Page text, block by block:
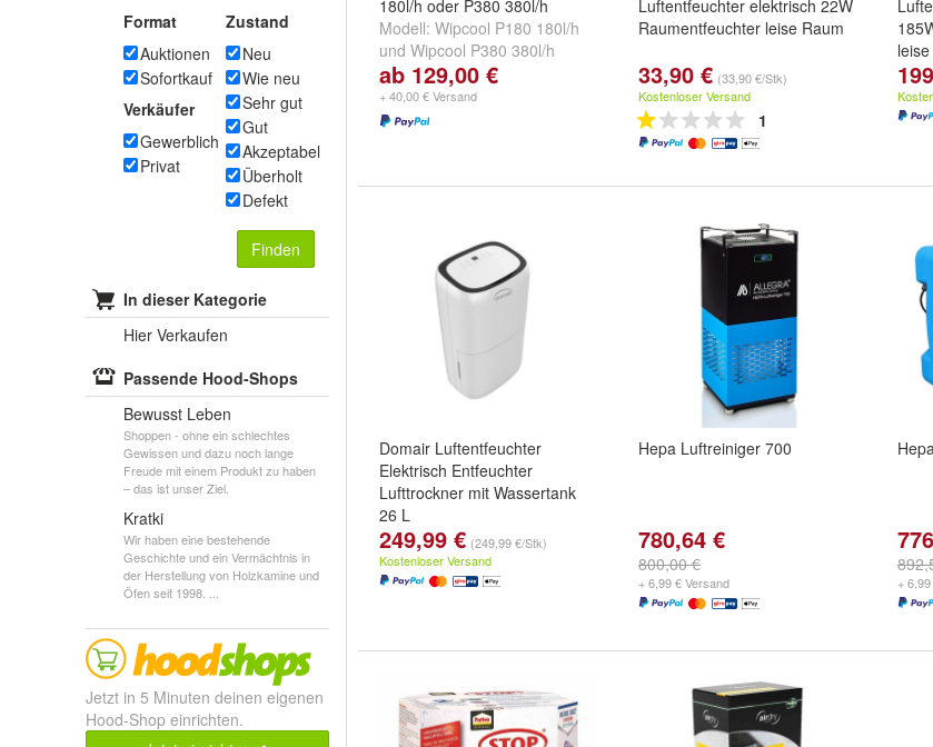
Format
Auktionen
Sofortkauf
Verkäufer
Gewerblich
Privat
Zustand
Neu
Wie neu
Sehr gut
Gut
Akzeptabel
Überholt
Defekt
Finden
In dieser Kategorie
Hier Verkaufen
Passende Hood-Shops
Bewusst Leben
Shoppen - ohne ein schlechtes
Gewissen und dazu noch lange
Freude mit einem Produkt zu haben
– das ist unser Ziel.
Kratki
Wir haben eine bestehende
Geschichte und ein Vermächtnis in
der Herstellung von Holzkamine und
Öfen seit 1998. ...
Jetzt in 5 Minuten deinen eigenen
Hood-Shop einrichten.
180l/h oder P380 380l/h
Modell: Wipcool P180 180l/h
und Wipcool P380 380l/h
ab 129,00 €
+ 40,00 € Versand
Luftentfeuchter elektrisch 22W
Raumentfeuchter leise Raum
33,90 € (33,90 €/Stk)
Kostenloser Versand
1
leise
Domair Luftentfeuchter
Elektrisch Entfeuchter
Lufttrockner mit Wassertank
26 L
249,99 € (249,99 €/Stk)
Kostenloser Versand
Hepa Luftreiniger 700
780,64 €
800,00 €
+ 6,99 € Versand +